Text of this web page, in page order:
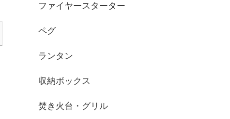
ファイヤースターター
ペグ
ランタン
収納ボックス
焚き火台・グリル